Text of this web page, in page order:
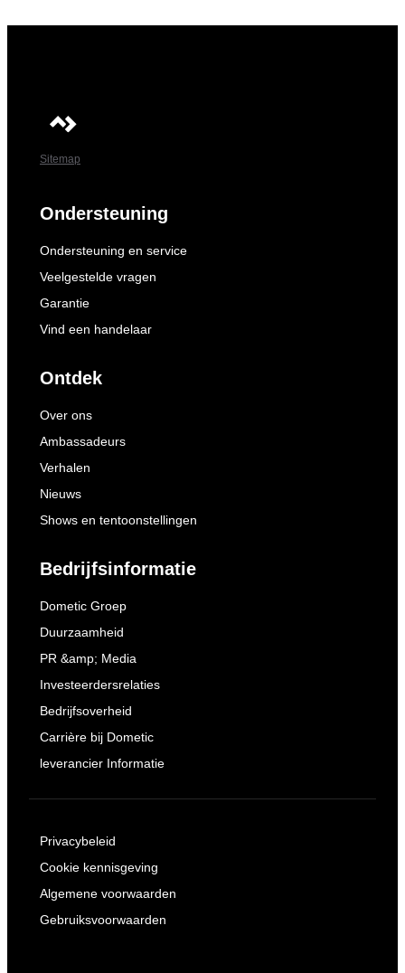
Sitemap
Ondersteuning
Ondersteuning en service
Veelgestelde vragen
Garantie
Vind een handelaar
Ontdek
Over ons
Ambassadeurs
Verhalen
Nieuws
Shows en tentoonstellingen
Bedrijfsinformatie
Dometic Groep
Duurzaamheid
PR &amp; Media
Investeerdersrelaties
Bedrijfsoverheid
Carrière bij Dometic
leverancier Informatie
Privacybeleid
Cookie kennisgeving
Algemene voorwaarden
Gebruiksvoorwaarden